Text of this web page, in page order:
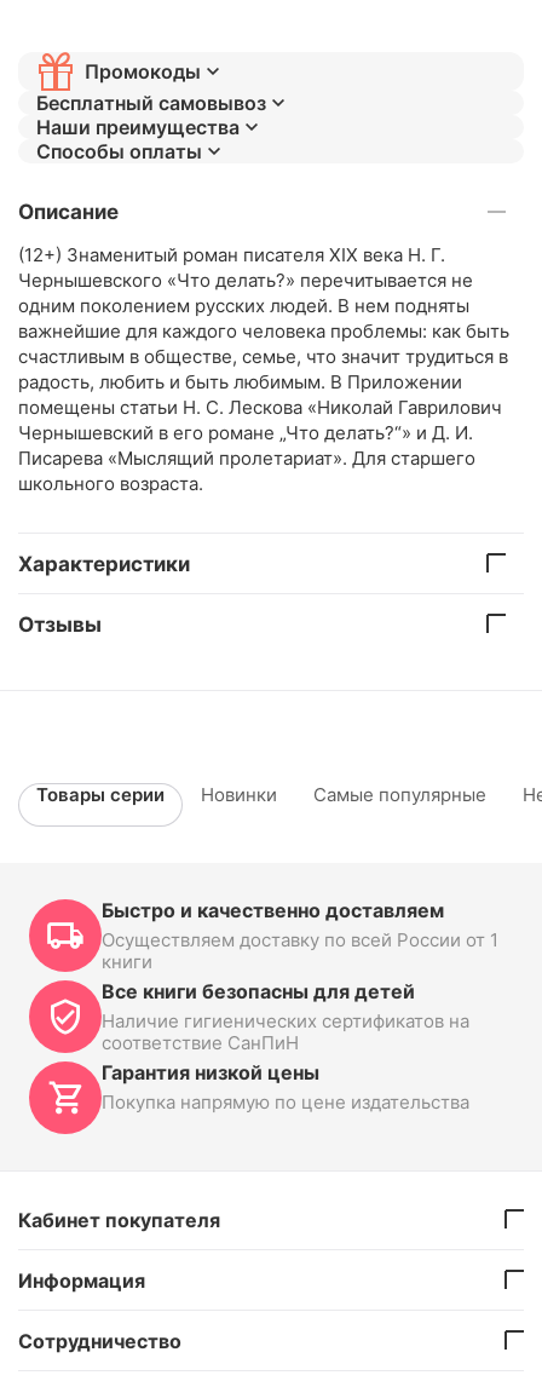
Промокоды
Бесплатный самовывоз
Наши преимущества
Способы оплаты
Описание
(12+) Знаменитый роман писателя XIX века Н. Г.
Чернышевского «Что делать?» перечитывается не
одним поколением русских людей. В нем подняты
важнейшие для каждого человека проблемы: как быть
счастливым в обществе, семье, что значит трудиться в
радость, любить и быть любимым. В Приложении
помещены статьи Н. С. Лескова «Николай Гаврилович
Чернышевский в его романе „Что делать?“» и Д. И.
Писарева «Мыслящий пролетариат». Для старшего
школьного возраста.
Характеристики
Отзывы
Товары серии Новинки Самые популярные
Быстро и качественно доставляем
Осуществляем доставку по всей России от 1
книги
Все книги безопасны для детей
Наличие гигиенических сертификатов на
соответствие СанПиН
Гарантия низкой цены
Покупка напрямую по цене издательства
Кабинет покупателя
Информация
Сотрудничество